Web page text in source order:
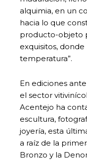
alquimia, en un
hacia lo que
producto-objeto
exquisitos, donde
temperatura”.
En ediciones
el sector
Acentejo ha
escultura,
joyería, esta
a raíz de la
Bronzo y la